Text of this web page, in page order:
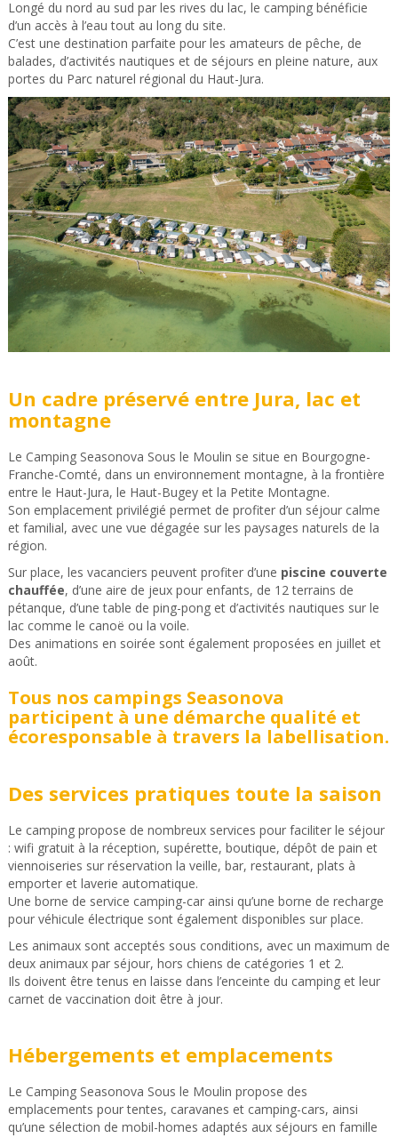
Longé du nord au sud par les rives du lac, le camping bénéficie
d’un accès à l’eau tout au long du site.
C’est une destination parfaite pour les amateurs de pêche, de
balades, d’activités nautiques et de séjours en pleine nature, aux
portes du Parc naturel régional du Haut-Jura.
Un cadre préservé entre Jura, lac et
montagne
Le Camping Seasonova Sous le Moulin se situe en Bourgogne-
Franche-Comté, dans un environnement montagne, à la frontière
entre le Haut-Jura, le Haut-Bugey et la Petite Montagne.
Son emplacement privilégié permet de profiter d’un séjour calme
et familial, avec une vue dégagée sur les paysages naturels de la
région.
Sur place, les vacanciers peuvent profiter d’une piscine couverte
chauffée, d’une aire de jeux pour enfants, de 12 terrains de
pétanque, d’une table de ping-pong et d’activités nautiques sur le
lac comme le canoë ou la voile.
Des animations en soirée sont également proposées en juillet et
août.
Tous nos campings Seasonova
participent à une démarche qualité et
écoresponsable à travers la labellisation.
Des services pratiques toute la saison
Le camping propose de nombreux services pour faciliter le séjour
: wifi gratuit à la réception, supérette, boutique, dépôt de pain et
viennoiseries sur réservation la veille, bar, restaurant, plats à
emporter et laverie automatique.
Une borne de service camping-car ainsi qu’une borne de recharge
pour véhicule électrique sont également disponibles sur place.
Les animaux sont acceptés sous conditions, avec un maximum de
deux animaux par séjour, hors chiens de catégories 1 et 2.
Ils doivent être tenus en laisse dans l’enceinte du camping et leur
carnet de vaccination doit être à jour.
Hébergements et emplacements
Le Camping Seasonova Sous le Moulin propose des
emplacements pour tentes, caravanes et camping-cars, ainsi
qu’une sélection de mobil-homes adaptés aux séjours en famille